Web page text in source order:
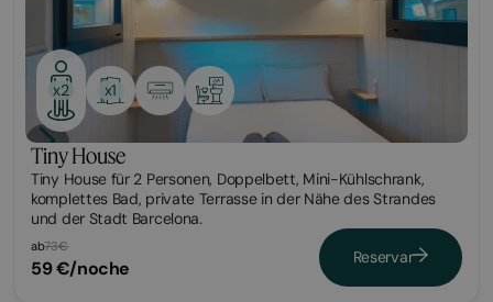
x2 x1
Tiny House
Tiny House für 2 Personen, Doppelbett, Mini-Kühlschrank,
komplettes Bad, private Terrasse in der Nähe des Strandes
und der Stadt Barcelona.
ab73€
59 €/noche Reservar